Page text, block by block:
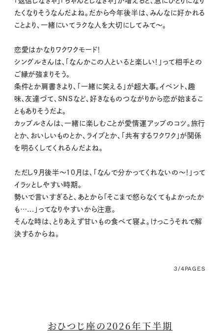
たくなりそうなんだよね。だから今年後半は、みんなに好かれる
ことより、一緒にいてラクな人を大切にしてみて〜。
恋愛はかなりワクワクモード！
シングルさんは、「なんかこの人といると楽しい！」って相手との
ご縁が強まりそう。
条件とか肩書きより、「一緒に笑える」が超大事。イベント、趣
味、友達づて、SNSなど、好きなものつながりから恋が始まるこ
ともありそうだよ。
カップルさんは、一緒に楽しむことが愛情運アップのコツ。旅行
とか、おいしいものとか、ライブとか、「共有するワクワク」が関係
を明るくしてくれるんだよね。
ただし9月後半〜10月は、「なんで分かってくれないの〜！」って
イラッとしやすい時期。
勢いで言いすぎると、あとから「そこまで怒らなくてもよかったか
も…...」ってなりやすいから注意。
そんな時は、とりあえず甘いもの食べて寝よ。けっこうそれで解
決するからね。
3/4PAGES
おひつじ座の2026年下半期